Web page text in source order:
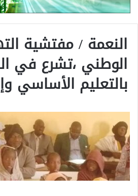
النعمة / مفتشية
الوطني ،تشرع في
بالتعليم الأساسي